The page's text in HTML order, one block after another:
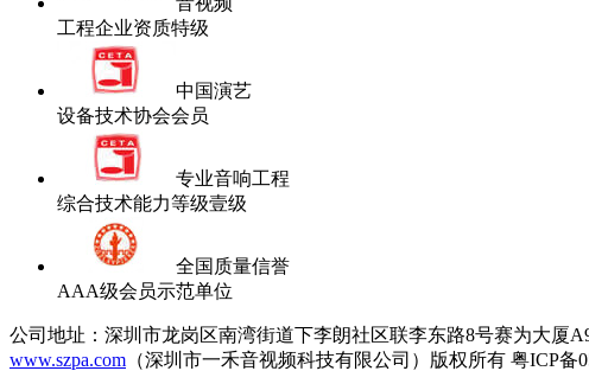
工程企业资质特级
中国演艺
设备技术协会会员
专业音响工程
综合技术能力等级壹级
全国质量信誉
AAA级会员示范单位
公司地址：深圳市龙岗区南湾街道下李朗社区联李东路8号赛为大厦
www.szpa.com （深圳市一禾音视频科技有限公司）版权所有 粤ICP备